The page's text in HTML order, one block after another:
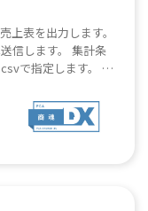
上表を出力します。
信します。 集計条
指定します。 売
営状況の把握を効